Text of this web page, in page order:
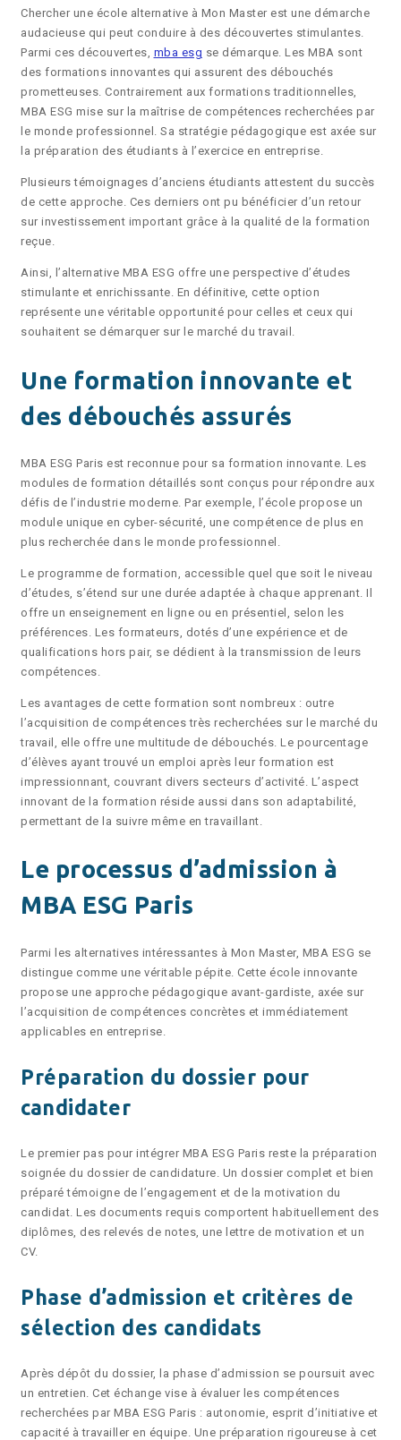
Chercher une école alternative à Mon Master est une démarche
audacieuse qui peut conduire à des découvertes stimulantes.
Parmi ces découvertes, mba esg se démarque. Les MBA sont
des formations innovantes qui assurent des débouchés
prometteuses. Contrairement aux formations traditionnelles,
MBA ESG mise sur la maîtrise de compétences recherchées par
le monde professionnel. Sa stratégie pédagogique est axée sur
la préparation des étudiants à l’exercice en entreprise.
Plusieurs témoignages d’anciens étudiants attestent du succès
de cette approche. Ces derniers ont pu bénéficier d’un retour
sur investissement important grâce à la qualité de la formation
reçue.
Ainsi, l’alternative MBA ESG offre une perspective d’études
stimulante et enrichissante. En définitive, cette option
représente une véritable opportunité pour celles et ceux qui
souhaitent se démarquer sur le marché du travail.
Une formation innovante et
des débouchés assurés
MBA ESG Paris est reconnue pour sa formation innovante. Les
modules de formation détaillés sont conçus pour répondre aux
défis de l’industrie moderne. Par exemple, l’école propose un
module unique en cyber-sécurité, une compétence de plus en
plus recherchée dans le monde professionnel.
Le programme de formation, accessible quel que soit le niveau
d’études, s’étend sur une durée adaptée à chaque apprenant. Il
offre un enseignement en ligne ou en présentiel, selon les
préférences. Les formateurs, dotés d’une expérience et de
qualifications hors pair, se dédient à la transmission de leurs
compétences.
Les avantages de cette formation sont nombreux : outre
l’acquisition de compétences très recherchées sur le marché du
travail, elle offre une multitude de débouchés. Le pourcentage
d’élèves ayant trouvé un emploi après leur formation est
impressionnant, couvrant divers secteurs d’activité. L’aspect
innovant de la formation réside aussi dans son adaptabilité,
permettant de la suivre même en travaillant.
Le processus d’admission à
MBA ESG Paris
Parmi les alternatives intéressantes à Mon Master, MBA ESG se
distingue comme une véritable pépite. Cette école innovante
propose une approche pédagogique avant-gardiste, axée sur
l’acquisition de compétences concrètes et immédiatement
applicables en entreprise.
Préparation du dossier pour
candidater
Le premier pas pour intégrer MBA ESG Paris reste la préparation
soignée du dossier de candidature. Un dossier complet et bien
préparé témoigne de l’engagement et de la motivation du
candidat. Les documents requis comportent habituellement des
diplômes, des relevés de notes, une lettre de motivation et un
CV.
Phase d’admission et critères de
sélection des candidats
Après dépôt du dossier, la phase d’admission se poursuit avec
un entretien. Cet échange vise à évaluer les compétences
recherchées par MBA ESG Paris : autonomie, esprit d’initiative et
capacité à travailler en équipe. Une préparation rigoureuse à cet